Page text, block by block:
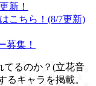
新！
こちら！(8/7更新)
募集！
てるのか？(立花音
るキャラを掲載。